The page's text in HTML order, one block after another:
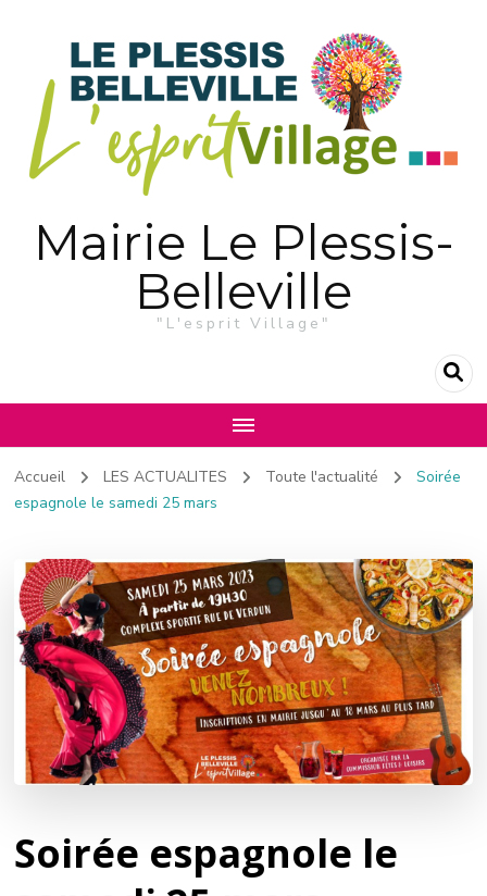
Mairie Le Plessis-
Belleville
"L'esprit Village"
Accueil LES ACTUALITES Toute l'actualité
Soirée
espagnole le samedi 25 mars
Soirée espagnole le